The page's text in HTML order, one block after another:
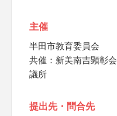
主催
半田市教育委員会
共催：新美南吉顕彰
議所
提出先・問合先